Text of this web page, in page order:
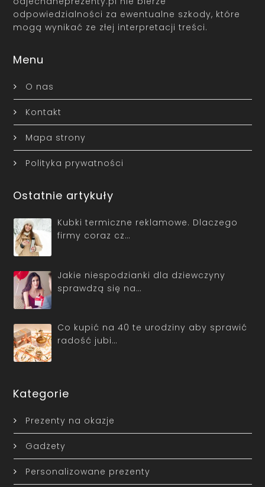
odpowiedzialności za ewentualne szkody, które
mogą wynikać ze złej interpretacji treści.
Menu
O nas
Kontakt
Mapa strony
Polityka prywatności
Ostatnie artykuły
Kubki termiczne reklamowe. Dlaczego
firmy coraz cz…
Jakie niespodzianki dla dziewczyny
sprawdzą się na…
Co kupić na 40 te urodziny aby sprawić
radość jubi…
Kategorie
Prezenty na okazje
Gadżety
Personalizowane prezenty